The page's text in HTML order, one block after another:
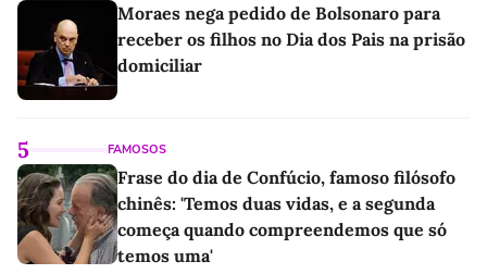
Moraes nega pedido de Bolsonaro para
receber os filhos no Dia dos Pais na prisão
domiciliar
5 FAMOSOS
Frase do dia de Confúcio, famoso filósofo
chinês: 'Temos duas vidas, e a segunda
começa quando compreendemos que só
temos uma'